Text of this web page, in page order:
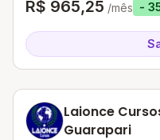
R$ 965,25 /mês -
Laionce
Guarapari